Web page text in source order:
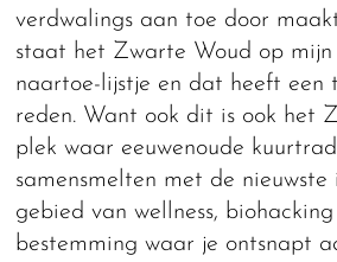
verdwalings aan toe door
staat het Zwarte Woud op
naartoe-lijstje en dat heeft een
reden. Want ook dit is ook het
plek waar eeuwenoude
samensmelten met de
gebied van wellness,
bestemming waar je ontsnapt